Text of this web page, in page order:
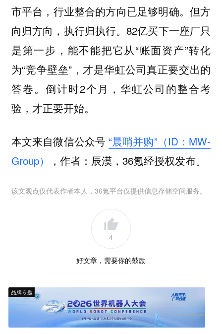
市平台，行业整合的方向已足够明确。但方
向归方向，执行归执行。82亿买下一座厂只
是第一步，能不能把它从“账面资产”转化
为“竞争壁垒”，才是华虹公司真正要交出的
答卷。倒计时2个月，华虹公司的整合考
验，才正要开始。
本文来自微信公众号 “晨哨并购”（ID：MW-
Group）
，作者：辰漠，36氪经授权发布。
该文观点仅代表作者本人，36氪平台仅提供信息存储空间服务。
4
好文章，需要你的鼓励
品牌专题